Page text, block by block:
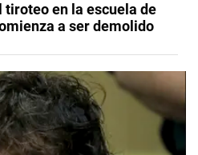
tiroteo en la escuela de
a ser demolido